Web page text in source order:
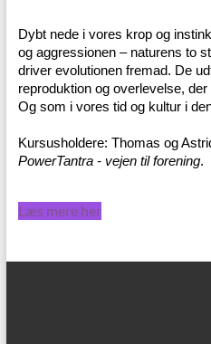
Dybt nede i vores krop og
og aggressionen – naturens to
driver evolutionen fremad. De
reproduktion og overlevelse,
Og som i vores tid og kultur i
Kursusholdere: Thomas og
PowerTantra - vejen til forening.
Læs mere her